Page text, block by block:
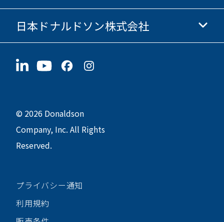
倫理・コンプライアンス
採用情報
投資家情報
サプライヤー情報
サステナビリティ
日本ドナルドソン株式会社
〒190-0022
© 2026 Donaldson
Company, Inc. All Rights
Reserved.
プライバシー通知
利用規約